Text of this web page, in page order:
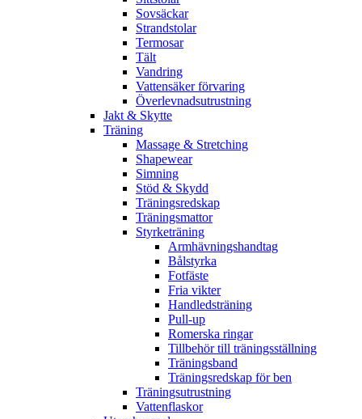
Sovsäckar
Strandstolar
Termosar
Tält
Vandring
Vattensäker förvaring
Överlevnadsutrustning
Jakt & Skytte
Träning
Massage & Stretching
Shapewear
Simning
Stöd & Skydd
Träningsredskap
Träningsmattor
Styrketräning
Armhävningshandtag
Bålstyrka
Fotfäste
Fria vikter
Handledsträning
Pull-up
Romerska ringar
Tillbehör till träningsställning
Träningsband
Träningsredskap för ben
Träningsutrustning
Vattenflaskor